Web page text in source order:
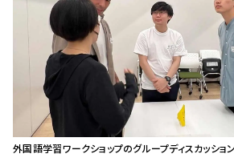
外国語学習ワークショップのグループディスカッション